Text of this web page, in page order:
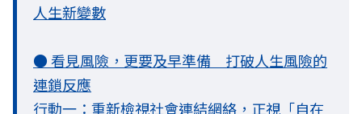
人生新變數
● 看見風險，更要及早準備 打破人生風險的
連鎖反應
行動一：重新檢視社會連結網絡，正視「自在